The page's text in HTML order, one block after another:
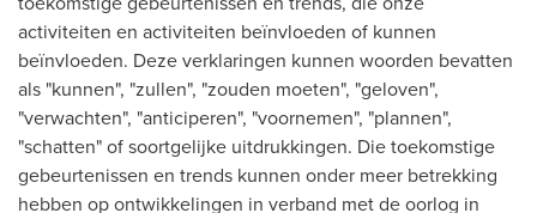
activiteiten en activiteiten beïnvloeden of kunnen
beïnvloeden. Deze verklaringen kunnen woorden bevatten
als "kunnen", "zullen", "zouden moeten", "geloven",
"verwachten", "anticiperen", "voornemen", "plannen",
"schatten" of soortgelijke uitdrukkingen. Die toekomstige
gebeurtenissen en trends kunnen onder meer betrekking
hebben op ontwikkelingen in verband met de oorlog in